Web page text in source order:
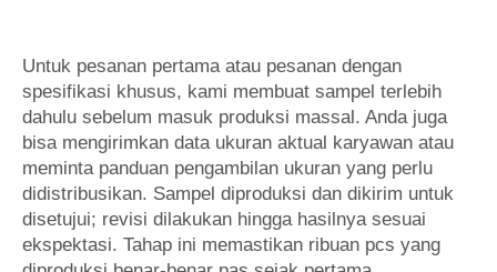
Untuk pesanan pertama atau pesanan dengan
spesifikasi khusus, kami membuat sampel terlebih
dahulu sebelum masuk produksi massal. Anda juga
bisa mengirimkan data ukuran aktual karyawan atau
meminta panduan pengambilan ukuran yang perlu
didistribusikan. Sampel diproduksi dan dikirim untuk
disetujui; revisi dilakukan hingga hasilnya sesuai
ekspektasi. Tahap ini memastikan ribuan pcs yang